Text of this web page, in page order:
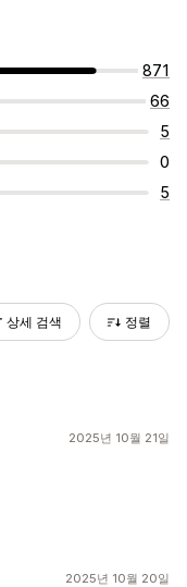
871
66
5
0
5
상세 검색 정렬
2025년 10월 21일
2025년 10월 20일